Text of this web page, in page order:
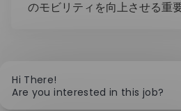
のモビリティを向上させる重
Hi There!
Are you interested in this job?